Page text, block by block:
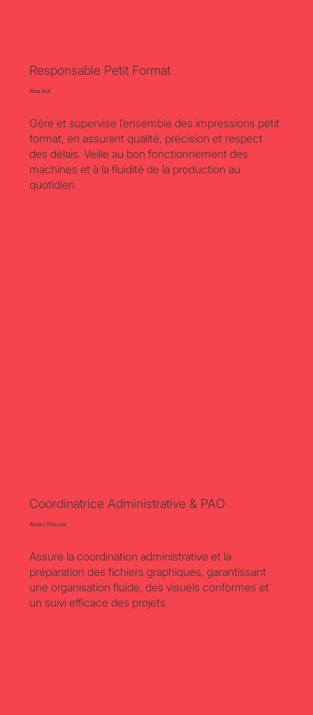
Responsable Petit Format
Alaa Aidi
Gère et supervise l’ensemble des impressions petit
format, en assurant qualité, précision et respect
des délais. Veille au bon fonctionnement des
machines et à la fluidité de la production au
quotidien.
Coordinatrice Administrative & PAO
Ameni Ellouze
Assure la coordination administrative et la
préparation des fichiers graphiques, garantissant
une organisation fluide, des visuels conformes et
un suivi efficace des projets.